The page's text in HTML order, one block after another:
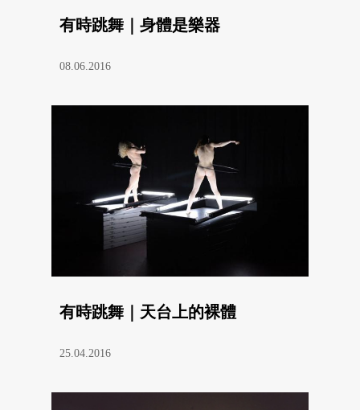
有時跳舞｜身體是樂器
08.06.2016
有時跳舞｜天台上的裸體
25.04.2016